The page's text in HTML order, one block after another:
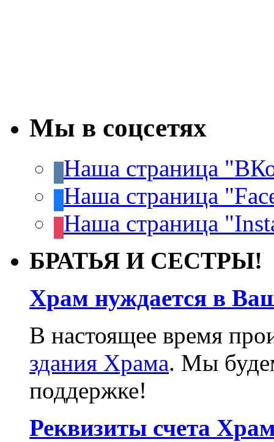
Мы в соцсетях
Наша страница
Наша страница
Наша страница
БРАТЬЯ И СЕСТРЫ!
Храм нуждается в
В настоящее время
здания Храма. Мы
поддержке!
Реквизиты счета